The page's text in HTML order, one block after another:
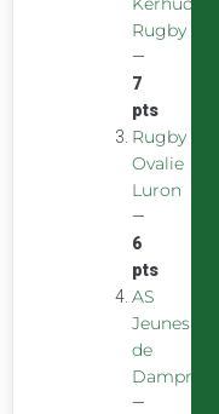
Rugby
—
7
pts
Rugby
Ovalie
Luron
—
6
pts
AS
Jeunes
de
Dampniat
—